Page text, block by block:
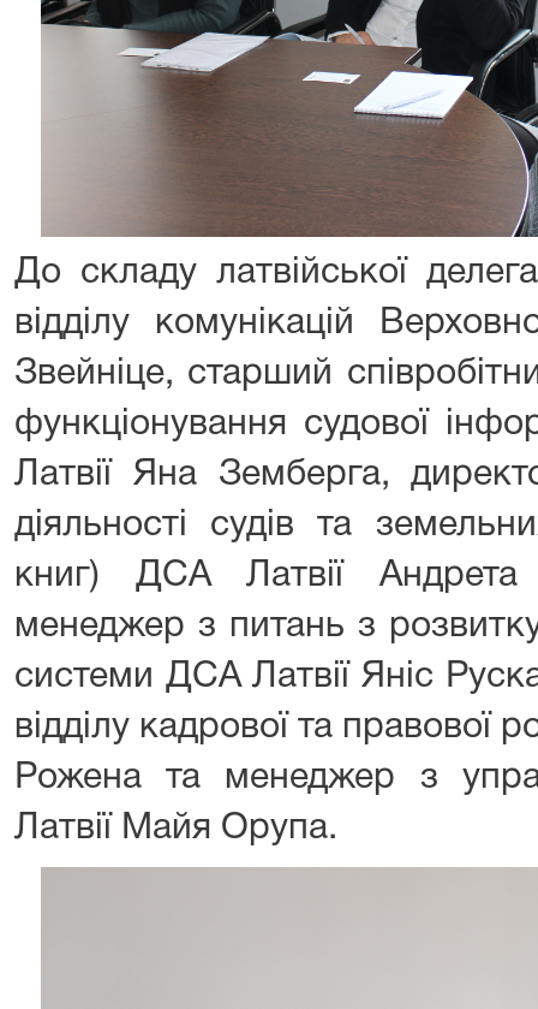
До складу латвійської
відділу комунікацій
Звейніце, старший
функціонування судової
Латвії Яна Земберга,
діяльності судів та
книг) ДСА Латвії Андрета
менеджер з питань з
системи ДСА Латвії Яніс
відділу кадрової та правової
Рожена та менеджер з
Латвії Майя Орупа.